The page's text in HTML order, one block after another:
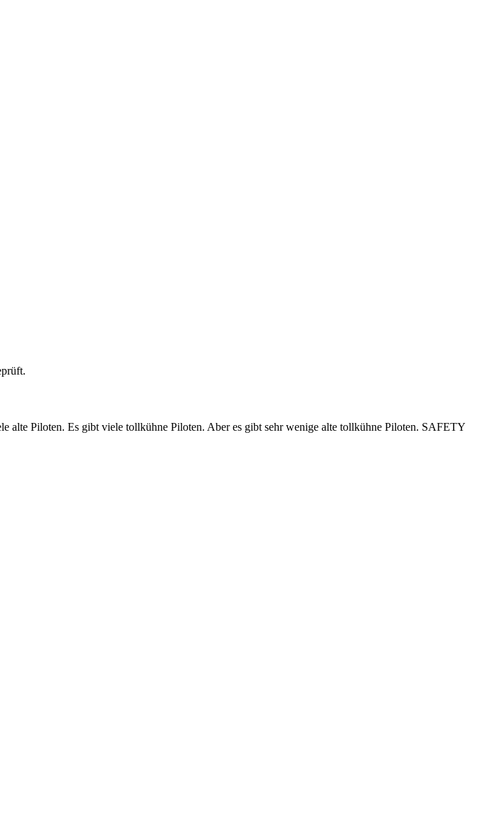
alte Piloten. Es gibt viele tollkühne Piloten. Aber es gibt sehr wenige alte tollkühne Piloten. SAFETY